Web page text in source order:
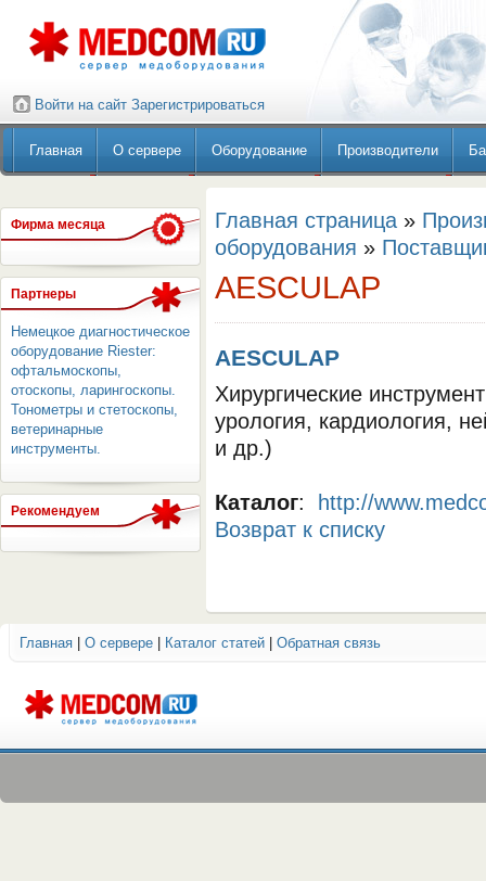
Войти на сайт Зарегистрироваться
Главная О сервере Оборудование Производители
Фирма месяца
Партнеры
Немецкое диагностическое
оборудование Riester:
офтальмоскопы,
отоскопы, ларингоскопы.
Тонометры и стетоскопы,
ветеринарные
инструменты.
Рекомендуем
Главная страница »
оборудования »
AESCULAP
AESCULAP
Хирургические
урология, кардиология,
и др.)
Каталог:
http://
Возврат к списку
Главная О сервере Каталог статей Обратная связь